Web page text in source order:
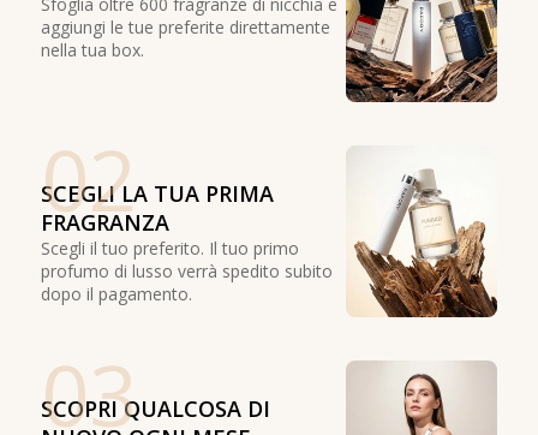
Sfoglia oltre 600 fragranze di nicchia e
aggiungi le tue preferite direttamente
nella tua box.
02
SCEGLI LA TUA PRIMA
FRAGRANZA
Scegli il tuo preferito. Il tuo primo
profumo di lusso verrà spedito subito
dopo il pagamento.
03
SCOPRI QUALCOSA DI